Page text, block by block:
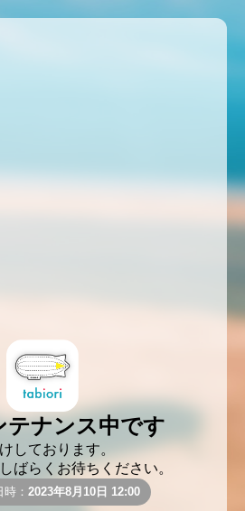
テナンス中です
しております。
ばらくお待ちください。
： 2023年8月10日 12:00